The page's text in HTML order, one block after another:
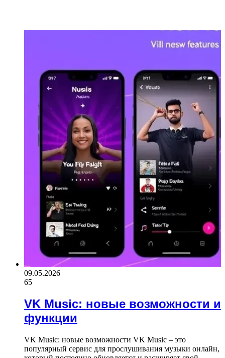
09.05.2026
65
VK Music: новые возможности и
функции
VK Music: новые возможности VK Music – это
популярный сервис для прослушивания музыки онлайн,